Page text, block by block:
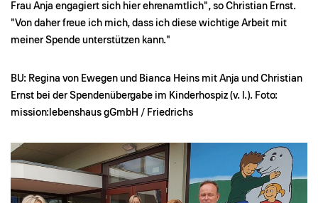
Frau Anja engagiert sich hier ehrenamtlich", so Christian Ernst.
"Von daher freue ich mich, dass ich diese wichtige Arbeit mit
meiner Spende unterstützen kann."
BU: Regina von Ewegen und Bianca Heins mit Anja und Christian
Ernst bei der Spendenübergabe im Kinderhospiz (v. l.). Foto:
mission:lebenshaus gGmbH / Friedrichs